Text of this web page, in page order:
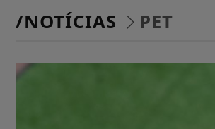
/NOTÍCIAS PET